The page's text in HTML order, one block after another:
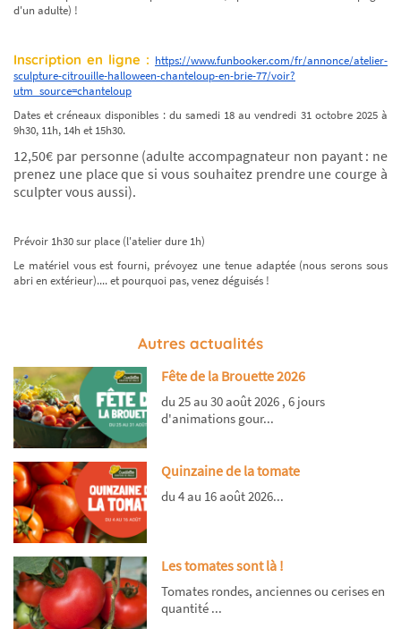
d'un adulte) !
Inscription en ligne : https://www.funbooker.com/fr/annonce/atelier-
sculpture-citrouille-halloween-chanteloup-en-brie-77/voir?
utm_source=chanteloup
Dates et créneaux disponibles : du samedi 18 au vendredi 31 octobre 2025 à
9h30, 11h, 14h et 15h30.
12,50€ par personne (adulte accompagnateur non payant : ne
prenez une place que si vous souhaitez prendre une courge à
sculpter vous aussi).
Prévoir 1h30 sur place (l'atelier dure 1h)
Le matériel vous est fourni, prévoyez une tenue adaptée (nous serons sous
abri en extérieur).... et pourquoi pas, venez déguisés !
Autres actualités
Fête de la Brouette 2026
du 25 au 30 août 2026 , 6 jours
d'animations gour...
Quinzaine de la tomate
du 4 au 16 août 2026...
Les tomates sont là !
Tomates rondes, anciennes ou cerises en
quantité ...